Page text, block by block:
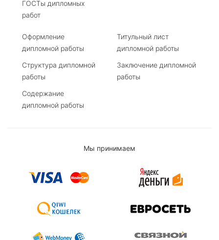
ГОСТы дипломных
работ
Оформление
дипломной работы
Структура дипломной
работы
Содержание
дипломной работы
Титульный лист
дипломной работы
Заключение дипломной
работы
Мы принимаем